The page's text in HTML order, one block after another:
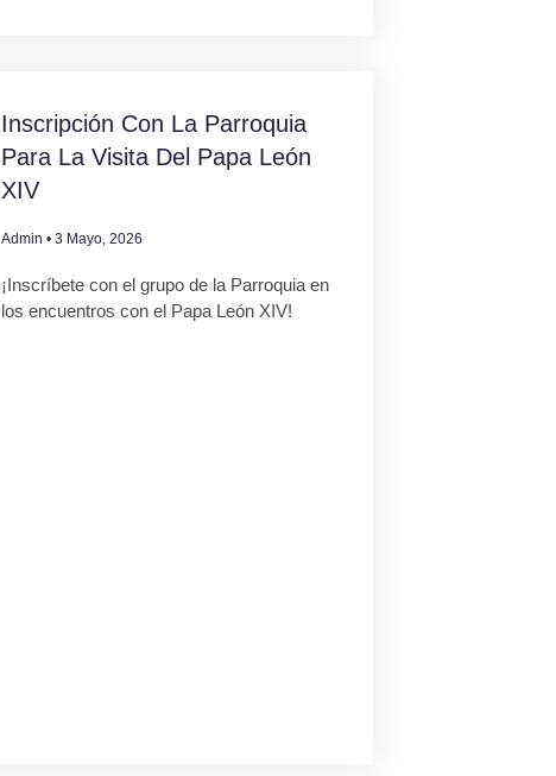
Inscripción Con La Parroquia
Para La Visita Del Papa León
XIV
Admin 3 Mayo, 2026
¡Inscríbete con el grupo de la Parroquia en
los encuentros con el Papa León XIV!